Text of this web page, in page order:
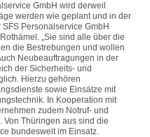
GmbH wird derweil
werden wie geplant und in der
Personalservice GmbH
„Sie sind alle über die
die Bestrebungen und wollen
Neubeauftragungen in der
der Sicherheits- und
Hierzu gehören
sowie Einsätze mit
In Kooperation mit
zudem Notruf- und
Thüringen aus sind die
bundesweit im Einsatz.